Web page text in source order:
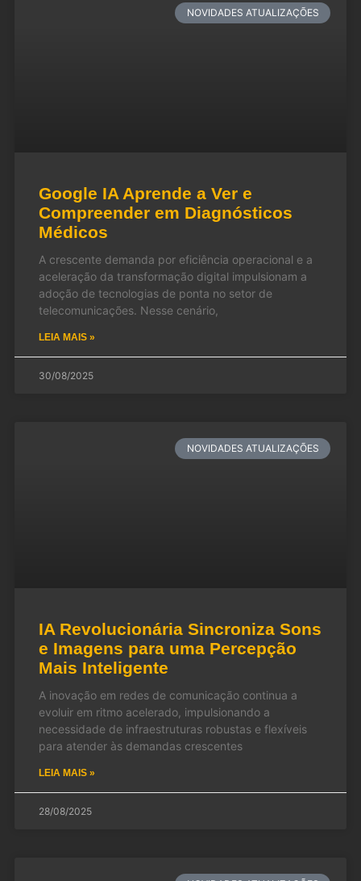
NOVIDADES ATUALIZAÇÕES
Google IA Aprende a Ver e
Compreender em Diagnósticos
Médicos
A crescente demanda por eficiência operacional e a
aceleração da transformação digital impulsionam a
adoção de tecnologias de ponta no setor de
telecomunicações. Nesse cenário,
LEIA MAIS »
30/08/2025
NOVIDADES ATUALIZAÇÕES
IA Revolucionária Sincroniza Sons
e Imagens para uma Percepção
Mais Inteligente
A inovação em redes de comunicação continua a
evoluir em ritmo acelerado, impulsionando a
necessidade de infraestruturas robustas e flexíveis
para atender às demandas crescentes
LEIA MAIS »
28/08/2025